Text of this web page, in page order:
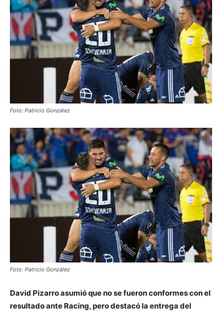
Foto: Patricio González
Foto: Patricio González
David Pizarro asumió que no se fueron conformes con el
resultado ante Racing, pero destacó la entrega del